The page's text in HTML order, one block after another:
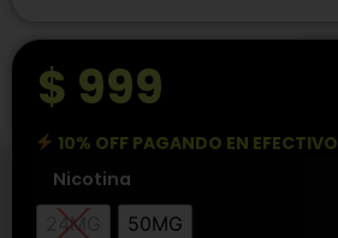
$ 999
10% OFF PAGANDO EN EFECTIVO
Nicotina
24MG
50MG